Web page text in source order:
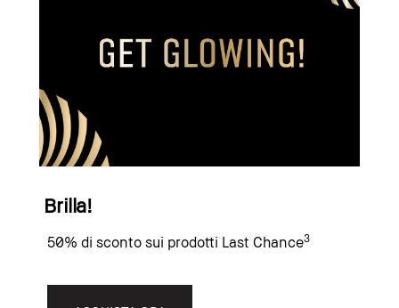
Brilla!
50% di sconto sui prodotti Last Chance3